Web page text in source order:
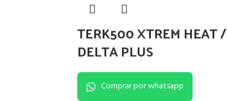
TERK500 XTREM HEAT /
DELTA PLUS
Comprar por whatsapp